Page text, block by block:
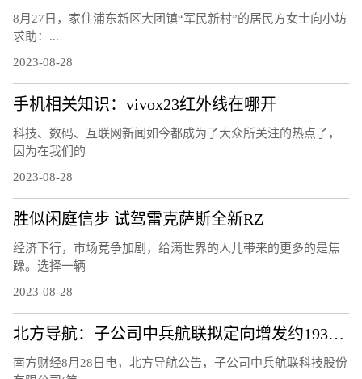
8月27日，家住浦东新区大团镇“军民新村”的居民方女士向小坊
求助：...
2023-08-28
手机相关知识：vivox23红外线在哪开
科技、数码、互联网新闻如今都成为了大众所关注的热点了，
因为在我们的
2023-08-28
胜似闲庭信步 试驾雷克萨斯全新RZ
经济下行，市场竞争加剧，给满世界的人儿带来的更多的是焦
躁。选择一辆
2023-08-28
北方导航：子公司中兵航联拟定向增发约1933.28万元用于补充流动资金
南方财经8月28日电，北方导航公告，子公司中兵航联科技股份